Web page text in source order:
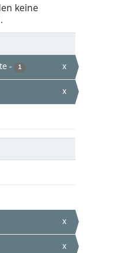
keine
- 1 x
x
x
x